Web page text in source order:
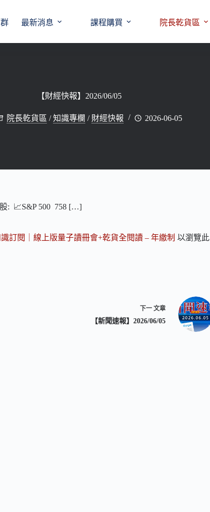
最新消息 課程購買 院長乾貨區
【財經快報】2026/06/05
院長乾貨區 /知識專欄 / 財經快報 2026-06-05
: 📈S&P 500 758 […]
訂閱｜線上版量子讀冊會+乾貨全閱讀 – 年繳制 以瀏覽此
下一 文章
【新聞速報】2026/06/05